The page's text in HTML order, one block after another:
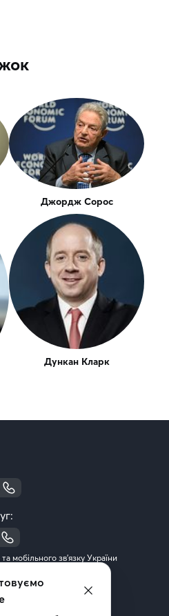
Джордж Сорос
Дункан Кларк
мобільного зв’язку України